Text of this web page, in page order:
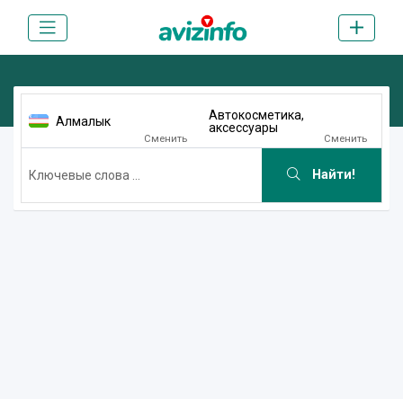
Алмалык
Сменить
Автокосметика,
аксессуары
Сменить
Найти!